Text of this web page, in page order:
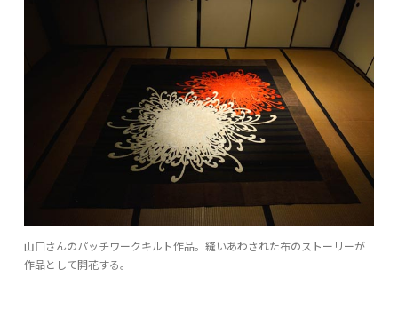
山口さんのパッチワークキルト作品。縫いあわされた布のストーリーが
作品として開花する。